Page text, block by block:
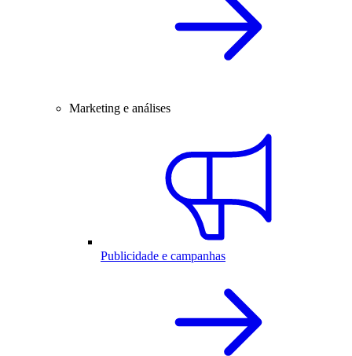
Marketing e análises
Publicidade e campanhas